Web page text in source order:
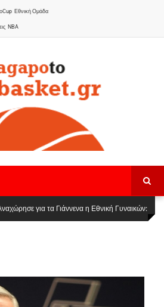
Εθνική Ομάδα
NBA
Καβάλας στην Women Basketball
1
για τα Γιάννενα η Εθνική Γυναικών: